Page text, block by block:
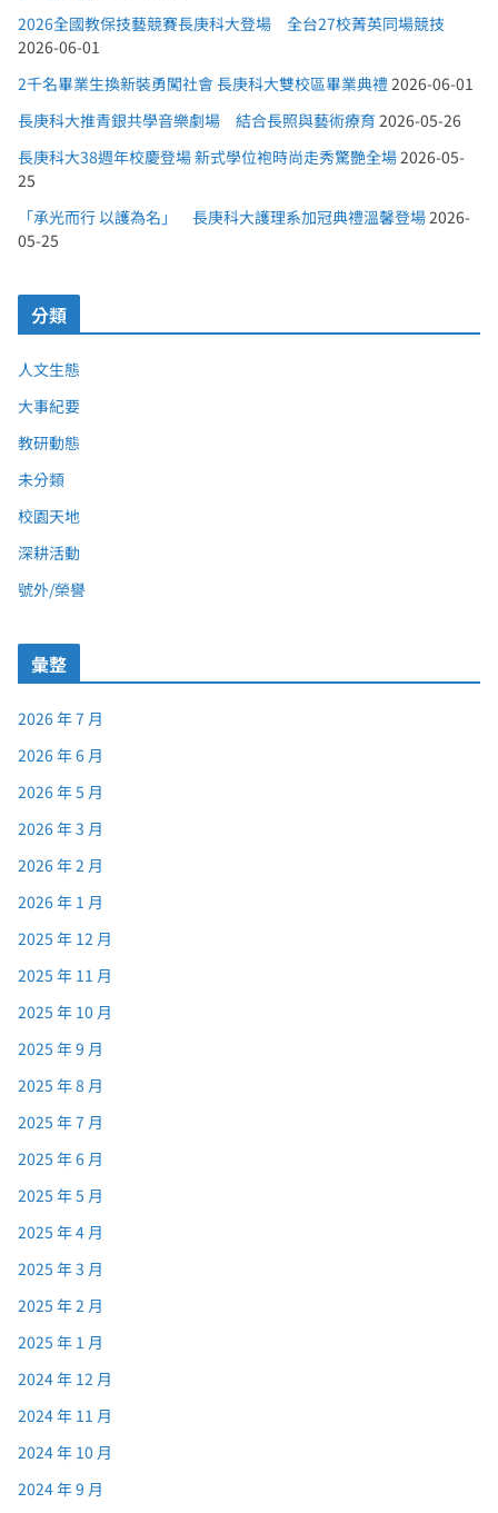
2026全國教保技藝競賽長庚科大登場 全台27校菁英同場競技
2026-06-01
2千名畢業生換新裝勇闖社會 長庚科大雙校區畢業典禮2026-06-01
長庚科大推青銀共學音樂劇場 結合長照與藝術療育 2026-05-26
長庚科大38週年校慶登場 新式學位袍時尚走秀驚艷全場2026-05-
25
「承光而行 以護為名」 長庚科大護理系加冠典禮溫馨登場2026-
05-25
分類
人文生態
大事紀要
教研動態
未分類
校園天地
深耕活動
號外/榮譽
彙整
2026 年 7 月
2026 年 6 月
2026 年 5 月
2026 年 3 月
2026 年 2 月
2026 年 1 月
2025 年 12 月
2025 年 11 月
2025 年 10 月
2025 年 9 月
2025 年 8 月
2025 年 7 月
2025 年 6 月
2025 年 5 月
2025 年 4 月
2025 年 3 月
2025 年 2 月
2025 年 1 月
2024 年 12 月
2024 年 11 月
2024 年 10 月
2024 年 9 月